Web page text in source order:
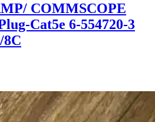
COMMSCOPE
Cat5e 6-554720-3